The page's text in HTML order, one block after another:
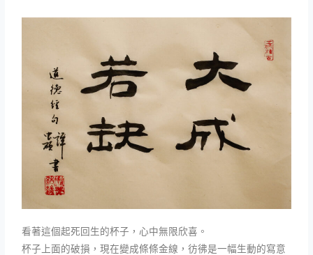
看著這個起死回生的杯子，心中無限欣喜。
杯子上面的破損，現在變成條條金線，彷彿是一幅生動的寫意